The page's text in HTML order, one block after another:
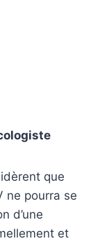
que
ne pourra se
d’une
et